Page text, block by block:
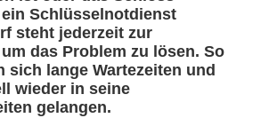
Schlüsselnotdienst
steht jederzeit zur
das Problem zu lösen. So
sich lange Wartezeiten und
wieder in seine
gelangen.